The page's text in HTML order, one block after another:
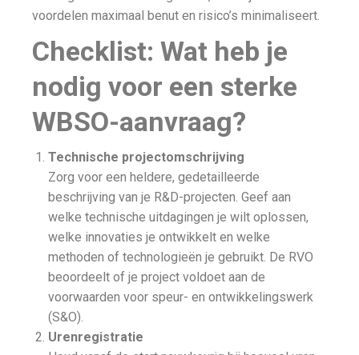
voordelen maximaal benut en risico’s minimaliseert.
Checklist: Wat heb je
nodig voor een sterke
WBSO-aanvraag?
Technische projectomschrijving
Zorg voor een heldere, gedetailleerde
beschrijving van je R&D-projecten. Geef aan
welke technische uitdagingen je wilt oplossen,
welke innovaties je ontwikkelt en welke
methoden of technologieën je gebruikt. De RVO
beoordeelt of je project voldoet aan de
voorwaarden voor speur- en ontwikkelingswerk
(S&O).
Urenregistratie